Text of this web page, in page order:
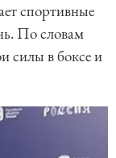
спортивные
По словам
силы в боксе и